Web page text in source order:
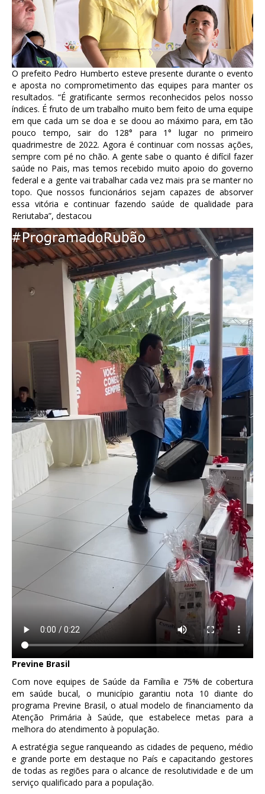
O prefeito Pedro Humberto esteve presente durante o evento
e aposta no comprometimento das equipes para manter os
resultados. “É gratificante sermos reconhecidos pelos nosso
índices. É fruto de um trabalho muito bem feito de uma equipe
em que cada um se doa e se doou ao máximo para, em tão
pouco tempo, sair do 128° para 1° lugar no primeiro
quadrimestre de 2022. Agora é continuar com nossas ações,
sempre com pé no chão. A gente sabe o quanto é difícil fazer
saúde no Pais, mas temos recebido muito apoio do governo
federal e a gente vai trabalhar cada vez mais pra se manter no
topo. Que nossos funcionários sejam capazes de absorver
essa vitória e continuar fazendo saúde de qualidade para
Reriutaba”, destacou
Previne Brasil
Com nove equipes de Saúde da Família e 75% de cobertura
em saúde bucal, o município garantiu nota 10 diante do
programa Previne Brasil, o atual modelo de financiamento da
Atenção Primária à Saúde, que estabelece metas para a
melhora do atendimento à população.
A estratégia segue ranqueando as cidades de pequeno, médio
e grande porte em destaque no País e capacitando gestores
de todas as regiões para o alcance de resolutividade e de um
serviço qualificado para a população.